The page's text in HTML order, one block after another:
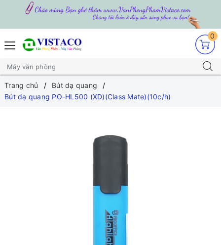
0
Trang chủ
Bút dạ quang
Bút dạ quang PO-HL500 (XD)(Class Mate)(10c/h)